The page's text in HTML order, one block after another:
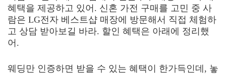
혜택을 제공하고 있어. 신혼 가전 구매를 고민 중 사
람은 LG전자 베스트샵 매장에 방문해서 직접 체험하
고 상담 받아보길 바라. 할인 혜택은 아래에 정리했
어.
웨딩만 인증하면 받을 수 있는 혜택이 한가득인데, 놓